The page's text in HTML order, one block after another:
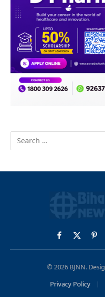
Facebook
X
(Twitter)
© 2026 BJNN.
Privacy Policy